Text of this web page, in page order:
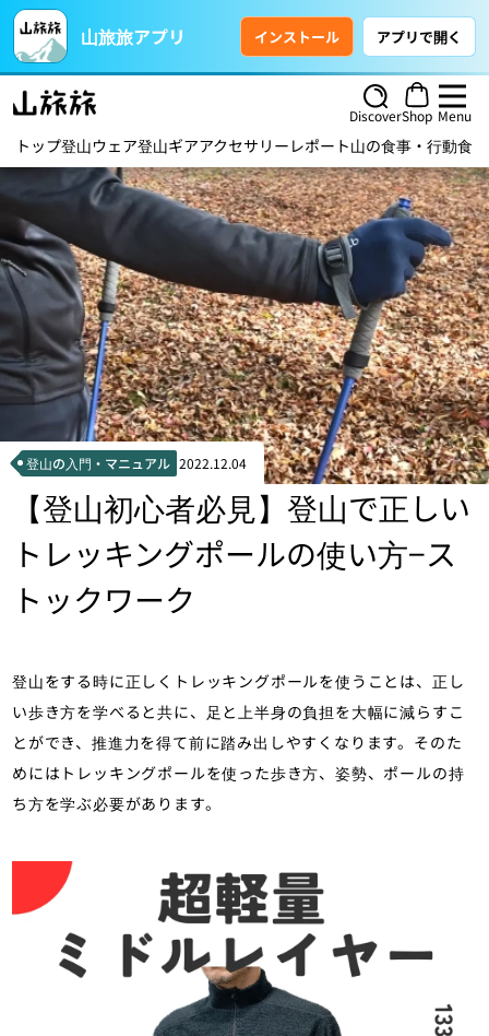
山旅旅アプリ インストール アプリで開く
DiscoverShop Menu
トップ登山ウェア登山ギアアクセサリー レポート山の食事・行動食
登山の入門・マニュアル 2022.12.04
【登山初心者必見】登山で正しい
トレッキングポールの使い方−ス
トックワーク
登山をする時に正しくトレッキングポールを使うことは、正し
い歩き方を学べると共に、足と上半身の負担を大幅に減らすこ
とができ、推進力を得て前に踏み出しやすくなります。そのた
めにはトレッキングポールを使った歩き方、姿勢、ポールの持
ち方を学ぶ必要があります。